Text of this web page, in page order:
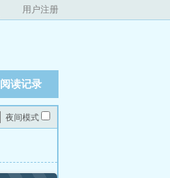
用户注册
阅读记录
夜间模式